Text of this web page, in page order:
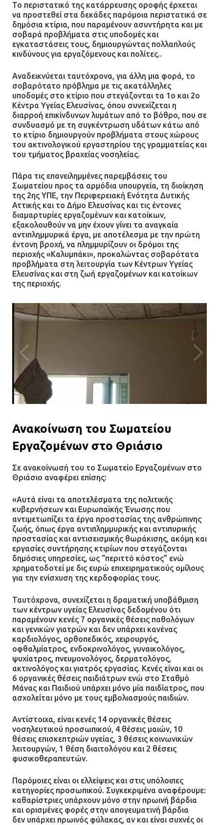
Το περιστατικό της κατάρρευσης οροφής έρχεται
να προστεθεί στα δεκάδες παρόμοια περιστατικά σε
δημόσια κτίρια, που παραμένουν ασυντήρητα και με
σοβαρά προβλήματα στις υποδομές και
εγκαταστάσεις τους, δημιουργώντας πολλαπλούς
κινδύνους για εργαζόμενους και πολίτες..
Αναδεικνύεται ταυτόχρονα, για άλλη μια φορά, το
σοβαρότατο πρόβλημα με τις ακατάλληλες
υποδομές στο κτίριο που στεγάζονται τα 1ο και 2ο
Κέντρα Υγείας Ελευσίνας, όπου συνεχίζεται η
διαρροή επικίνδυνων λυμάτων από το βόθρο, που σε
συνδυασμό με τη συγκέντρωση υδάτων κάτω από
το κτίριο δημιουργούν προβλήματα στους χώρους
του ακτινολογικού εργαστηρίου της γραμματείας και
του τμήματος βραχείας νοσηλείας.
Πάρα τις επανειλημμένες παρεμβάσεις του
Σωματείου προς τα αρμόδια υπουργεία, τη διοίκηση
της 2ης ΥΠΕ, την Περιφερειακή Ενότητα Δυτικής
Αττικής και το Δήμο Ελευσίνας και τις έντονες
διαμαρτυρίες εργαζομένων και κατοίκων,
εξακολουθούν να μην έχουν γίνει τα αναγκαία
αντιπλημμυρικά έργα, με αποτέλεσμα με την πρώτη
έντονη βροχή, να πλημμυρίζουν οι δρόμοι της
περιοχής «Καλυμπάκι», προκαλώντας σοβαρότατα
προβλήματα στη λειτουργία των Κέντρων Υγείας
Ελευσίνας και στη ζωή εργαζομένων και κατοίκων
της περιοχής.
Ανακοίνωση του Σωματείου
Εργαζομένων στο Θριάσιο
Σε ανακοίνωσή του το Σωματείο Εργαζομένων στο
Θριάσιο αναφέρει επίσης:
«Αυτά είναι τα αποτελέσματα της πολιτικής
κυβερνήσεων και Ευρωπαϊκής Ένωσης που
αντιμετωπίζει τα έργα προστασίας της ανθρώπινης
ζωής, όπως έργα αντιπλημμυρικής και αντιπυρικής
προστασίας και αντισεισμικής θωράκισης, ακόμη και
εργασίες συντήρησης κτιρίων που στεγάζονται
δημόσιες υπηρεσίες, ως “περιττό κόστος” ενώ
χρηματοδοτεί με δις ευρώ επιχειρηματικούς ομίλους
για την ενίσχυση της κερδοφορίας τους.
Ταυτόχρονα, συνεχίζεται η δραματική υποβάθμιση
των κέντρων υγείας Ελευσίνας δεδομένου ότι
παραμένουν κενές 7 οργανικές θέσεις παθολόγων
και γενικών γιατρών και δεν υπάρχει κανένας
καρδιολόγος, ορθοπεδικός, χειρουργός,
οφθαλμίατρος, ενδοκρινολόγος, γυναικολόγος,
ψυχίατρος, πνευμονολόγος, δερματολόγος,
ακτινολόγος και γιατρός εργασίας. Κενές είναι και οι
6 οργανικές θέσεις παιδιάτρων ενώ στο Σταθμό
Μάνας και Παιδιού υπάρχει μόνο μία παιδίατρος, που
ασχολείται μόνο με τους εμβολιασμούς παιδιών.
Αντίστοιχα, είναι κενές 14 οργανικές θέσεις
νοσηλευτικού προσωπικού, 4 θέσεις μαιών, 10
θέσεις επισκεπτριών υγείας, 3 θέσεις κοινωνικών
λειτουργών, 1 θέση διαιτολόγου και 2 θέσεις
φυσικοθεραπευτών.
Παρόμοιες είναι οι ελλείψεις και στις υπόλοιπες
κατηγορίες προσωπικού. Συγκεκριμένα αναφέρουμε:
καθαρίστριες υπάρχουν μόνο στην πρωινή βάρδια
και ορισμένες φορές στην απογευματινή βάρδια
δεν υπάρχει πρωινός φύλακας, αν και είναι συχνές οι